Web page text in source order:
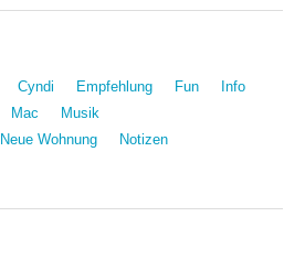
Cyndi Empfehlung Fun
Info
Mac
Musik
Neue Wohnung
Notizen